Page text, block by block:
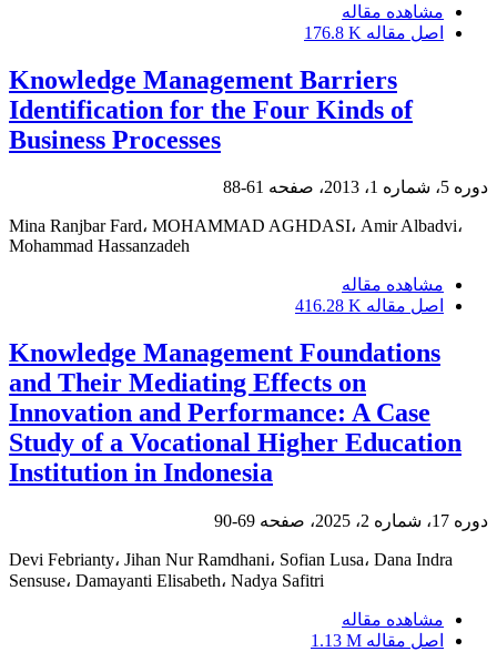
مشاهده مقاله
اصل مقاله 176.8 K
Knowledge Management Barriers
Identification for the Four Kinds of
Business Processes
دوره 5، شماره 1، 2013، صفحه 61-88
Mina Ranjbar Fard، MOHAMMAD AGHDASI، Amir Albadvi،
Mohammad Hassanzadeh
مشاهده مقاله
اصل مقاله 416.28 K
Knowledge Management Foundations
and Their Mediating Effects on
Innovation and Performance: A Case
Study of a Vocational Higher Education
Institution in Indonesia
دوره 17، شماره 2، 2025، صفحه 69-90
Devi Febrianty، Jihan Nur Ramdhani، Sofian Lusa، Dana Indra
Sensuse، Damayanti Elisabeth، Nadya Safitri
مشاهده مقاله
اصل مقاله 1.13 M